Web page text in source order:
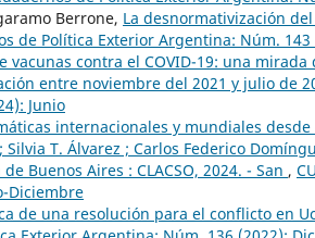
Berrone, La desnormativización
de Política Exterior Argentina: Núm.
vacunas contra el COVID-19: una
entre noviembre del 2021 y julio de
Junio
internacionales y mundiales
T. Álvarez ; Carlos Federico
Buenos Aires : CLACSO, 2024. - San ,
Diciembre
de una resolución para el conflicto en